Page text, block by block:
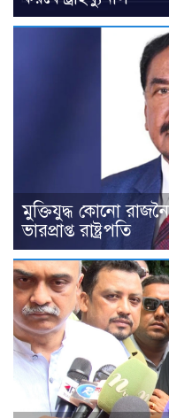
মুক্তিযুদ্ধ কোনো
ভারপ্রাপ্ত রাষ্ট্রপতি